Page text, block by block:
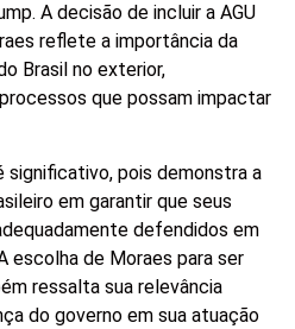
A decisão de incluir a AGU
reflete a importância da
Brasil no exterior,
que possam impactar
significativo, pois demonstra a
em garantir que seus
defendidos em
escolha de Moraes para ser
ressalta sua relevância
do governo em sua atuação